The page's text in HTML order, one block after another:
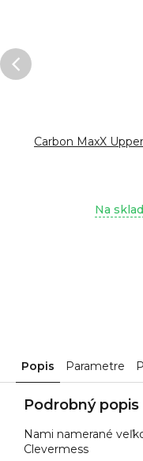
Carbon MaxX
Na
Popis Parametre
Podrobný popis
Nami namerané
Clevermess